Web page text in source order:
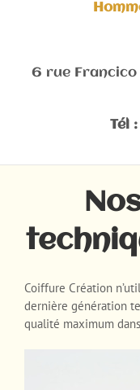
6 rue Francico
Tél :
Coiffure Création
dernière génération
qualité maximum